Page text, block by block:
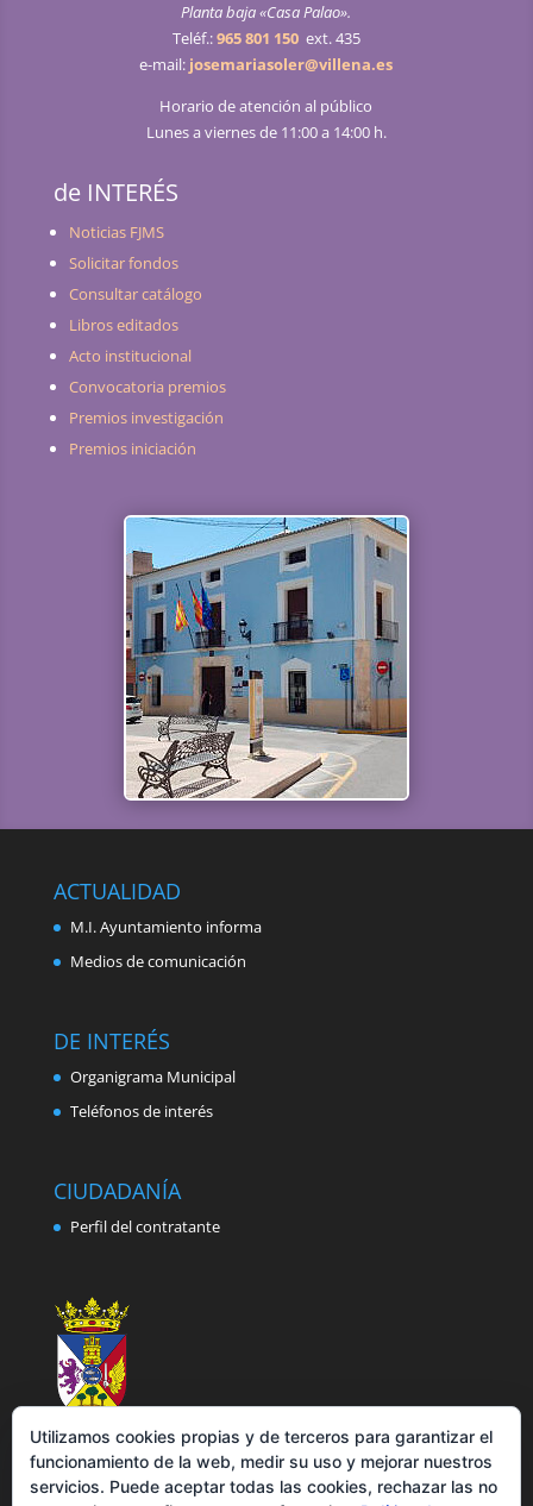
Planta baja «Casa Palao».
Teléf.:965 801 150ext. 435
e-mail: josemariasoler@villena.es
Horario de atención al público
Lunes a viernes de 11:00 a 14:00 h.
de INTERÉS
Noticias FJMS
Solicitar fondos
Consultar catálogo
Libros editados
Acto institucional
Convocatoria premios
Premios investigación
Premios iniciación
ACTUALIDAD
M.I. Ayuntamiento informa
Medios de comunicación
DE INTERÉS
Organigrama Municipal
Teléfonos de interés
CIUDADANÍA
Perfil del contratante
Utilizamos cookies propias y de terceros para garantizar el
funcionamiento de la web, medir su uso y mejorar nuestros
servicios. Puede aceptar todas las cookies, rechazar las no